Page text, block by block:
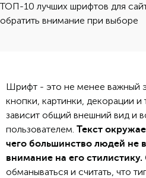
ТОП-10 лучших шрифтов для
обратить внимание при выборе
Шрифт - это не менее важный
кнопки, картинки, декорации и
зависит общий внешний вид и
пользователем. Текст
чего большинство людей не
внимание на его стилистику.
обманываться и считать, что